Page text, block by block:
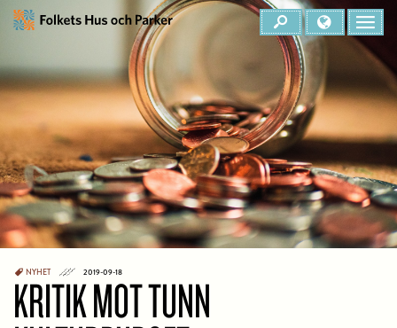
NYHET 2019-09-18
KRITIK MOT TUNN